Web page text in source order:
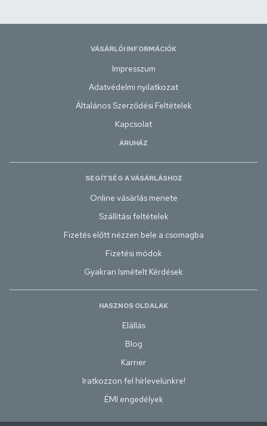
VÁSÁRLÓI INFORMÁCIÓK
Impresszum
Adatvédelmi nyilatkozat
Általános Szerződési Feltételek
Kapcsolat
ÁRUHÁZ
SEGÍTSÉG A VÁSÁRLÁSHOZ
Online vásárlás menete
Szállítási feltételek
Fizetés előtt nézzen bele a csomagba
Fizetési módok
Gyakran Ismételt Kérdések
HASZNOS OLDALAK
Elállás
Blog
Karrier
Iratkozzon fel hírlevelünkre!
ÉMI engedélyek